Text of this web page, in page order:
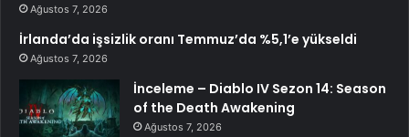
Ağustos 7, 2026
İrlanda’da işsizlik oranı Temmuz’da %5,1’e yükseldi
Ağustos 7, 2026
İnceleme – Diablo IV Sezon 14: Season
of the Death Awakening
Ağustos 7, 2026